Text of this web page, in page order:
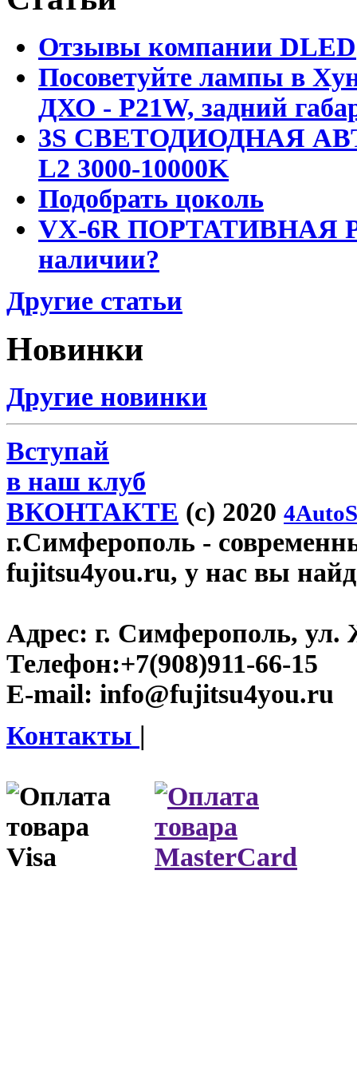
Отзывы компании DLED
Посоветуйте лампы в
ДХО - P21W, задний
3S СВЕТОДИОДНАЯ
L2 3000-10000K
Подобрать цоколь
VX-6R ПОРТАТИВНАЯ
наличии?
Другие статьи
Новинки
Другие новинки
Вступай
в наш клуб
ВКОНТАКТЕ (c) 2020
г.Симферополь -
fujitsu4you.ru, у нас вы
Адрес: г. Симферополь, ул.
Телефон:+7(908)911-66-15
E-mail: info@fujitsu4you.ru
Контакты |